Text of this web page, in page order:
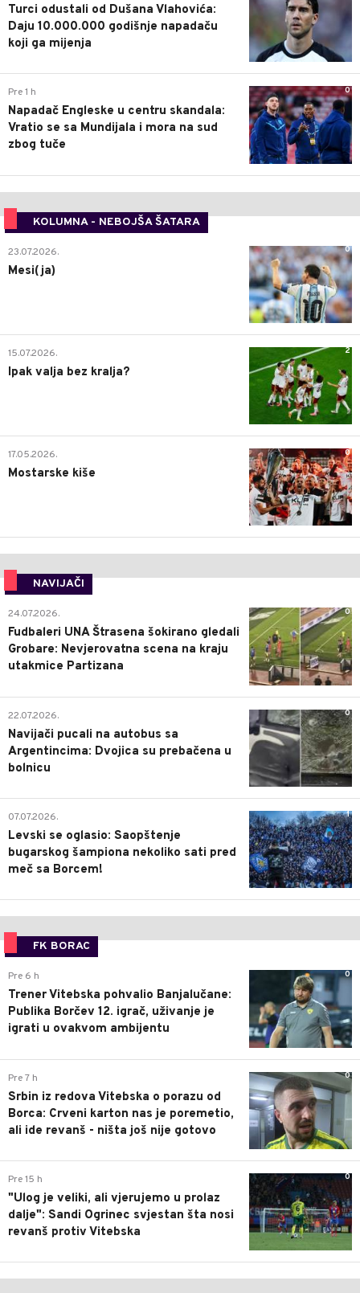
Turci odustali od Dušana Vlahovića:
Daju 10.000.000 godišnje napadaču
koji ga mijenja
0
Pre 1 h
Napadač Engleske u centru skandala:
Vratio se sa Mundijala i mora na sud
zbog tuče
KOLUMNA - NEBOJŠA ŠATARA
0
23.07.2026.
Mesi(ja)
2
15.07.2026.
Ipak valja bez kralja?
0
17.05.2026.
Mostarske kiše
NAVIJAČI
0
24.07.2026.
Fudbaleri UNA Štrasena šokirano gledali
Grobare: Nevjerovatna scena na kraju
utakmice Partizana
0
22.07.2026.
Navijači pucali na autobus sa
Argentincima: Dvojica su prebačena u
bolnicu
1
07.07.2026.
Levski se oglasio: Saopštenje
bugarskog šampiona nekoliko sati pred
meč sa Borcem!
FK BORAC
0
Pre 6 h
Trener Vitebska pohvalio Banjalučane:
Publika Borčev 12. igrač, uživanje je
igrati u ovakvom ambijentu
0
Pre 7 h
Srbin iz redova Vitebska o porazu od
Borca: Crveni karton nas je poremetio,
ali ide revanš - ništa još nije gotovo
0
Pre 15 h
"Ulog je veliki, ali vjerujemo u prolaz
dalje": Sandi Ogrinec svjestan šta nosi
revanš protiv Vitebska